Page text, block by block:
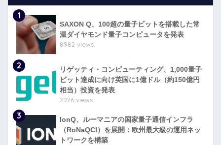
1
SAXON Q、100超の量子ビットを搭載した常
温ダイヤモンド量子コンピュータを発表
8982 views
2
リゲッティ・コンピューティング、1,000量子
ビット達成に向け英国に1億ドル（約150億円
相当）投資を発表
2926 views
3
IonQ、ルーマニアの国家量子通信インフラ
（RoNaQCI）を展開：欧州最大級の運用ネッ
トワークを構築